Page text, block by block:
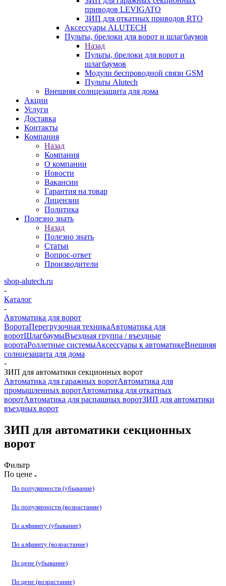
приводов LEVIGATO
ЗИП для откатных приводов RTO
Аксессуары ALUTECH
Пульты, брелоки для ворот и шлагбаумов
Назад
Пульты, брелоки для ворот и
шлагбаумов
Модули беспроводной связи GSM
Пульты Alutech
Внешняя солнцезащита для дома
Акции
Услуги
Доставка
Контакты
Компания
Назад
Компания
О компании
Новости
Вакансии
Гарантия на товар
Лицензии
Политика
Полезно знать
Назад
Полезно знать
Статьи
Вопрос-ответ
Производители
shop-alutech.ru
-
Каталог
-
Автоматика для ворот
ВоротаПерегрузочная техникаАвтоматика для
воротШлагбаумыВъездная группа / въездные
воротаРоллетные системыАксессуары к автоматикеВнешняя
солнцезащита для дома
-
ЗИП для автоматики секционных ворот
Автоматика для гаражных воротАвтоматика для
промышленных воротАвтоматика для откатных
воротАвтоматика для распашных воротЗИП для автоматики
въездных ворот
ЗИП для автоматики секционных
ворот
Фильтр
По цене
По популярности (убывание)
По популярности (возрастание)
По алфавиту (убывание)
По алфавиту (возрастание)
По цене (убывание)
По цене (возрастание)